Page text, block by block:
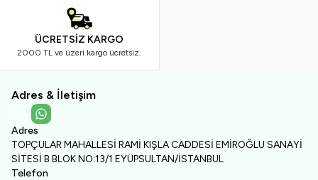
ÜCRETSİZ KARGO
2000 TL ve üzeri kargo ücretsiz.
Adres & İletişim
Adres
TOPÇULAR MAHALLESİ RAMİ KIŞLA CADDESİ EMİROĞLU SANAYİ
SİTESİ B BLOK NO:13/1 EYÜPSULTAN/İSTANBUL
Telefon
Instagram
WhatsApp